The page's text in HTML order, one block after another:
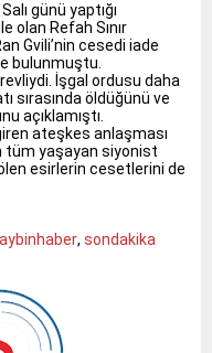
günü yaptığı
olan Refah Sınır
Gvili’nin cesedi iade
bulunmuştu.
İşgal ordusu daha
sırasında öldüğünü ve
açıklamıştı.
ateşkes anlaşması
tüm yaşayan siyonist
esirlerin cesetlerini de
, sondakika